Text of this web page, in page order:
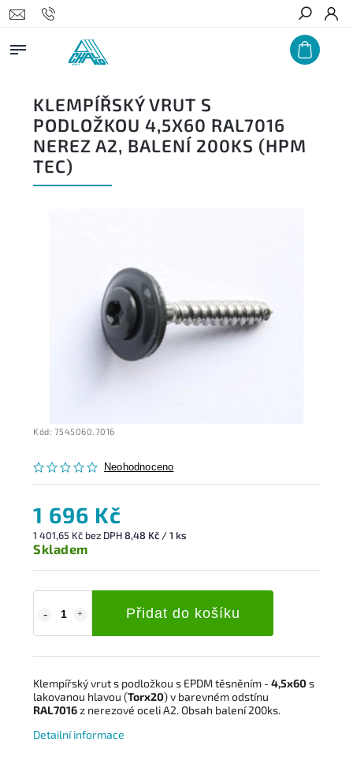
Hledat
KLEMPÍŘSKÝ VRUT S
PODLOŽKOU 4,5X60 RAL7016
NEREZ A2, BALENÍ 200KS (HPM
TEC)
Kód: 7545060.7016
Neohodnoceno
1 696 Kč
1 401,65 Kč bez DPH8,48 Kč / 1 ks
Skladem
Přidat do košíku
Klempířský vrut s podložkou s EPDM těsněním -4,5x60s
lakovanou hlavou (Torx20) v barevném odstínu
RAL7016z nerezové oceli A2. Obsah balení 200ks.
Detailní informace